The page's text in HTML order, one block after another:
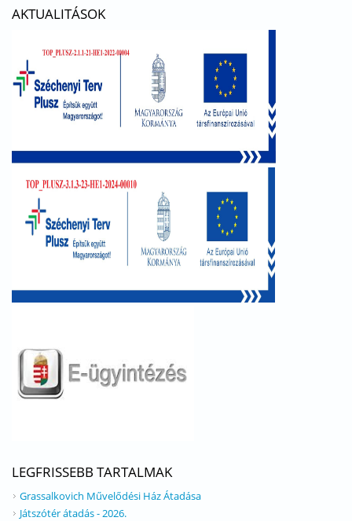
AKTUALITÁSOK
LEGFRISSEBB TARTALMAK
Grassalkovich Művelődési Ház Átadása
Játszótér átadás - 2026.